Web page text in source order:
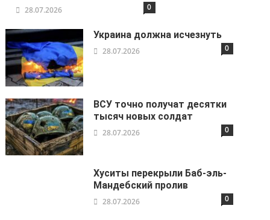
28.07.2026 0
Украина должна исчезнуть
28.07.2026 0
ВСУ точно получат десятки
тысяч новых солдат
28.07.2026 0
Хуситы перекрыли Баб-эль-
Мандебский пролив
28.07.2026 0